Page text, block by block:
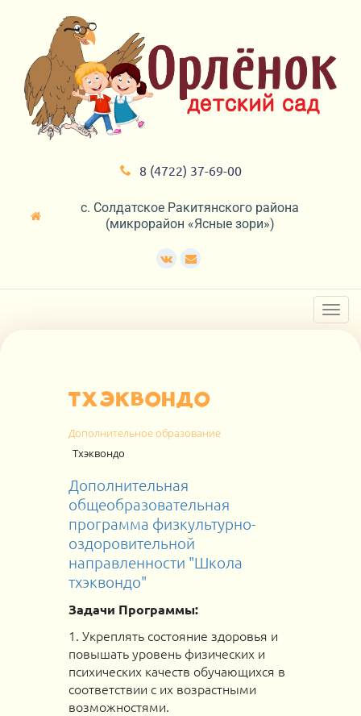
8 (4722) 37-69-00
с. Солдатское Ракитянского района
(микрорайон «Ясные зори»)
Тхэквондо
Дополнительное образование
Тхэквондо
Дополнительная
общеобразовательная
программа физкультурно-
оздоровительной
направленности "Школа
тхэквондо"
Задачи Программы:
1. Укреплять состояние здоровья и
повышать уровень физических и
психических качеств обучающихся в
соответствии с их возрастными
возможностями.